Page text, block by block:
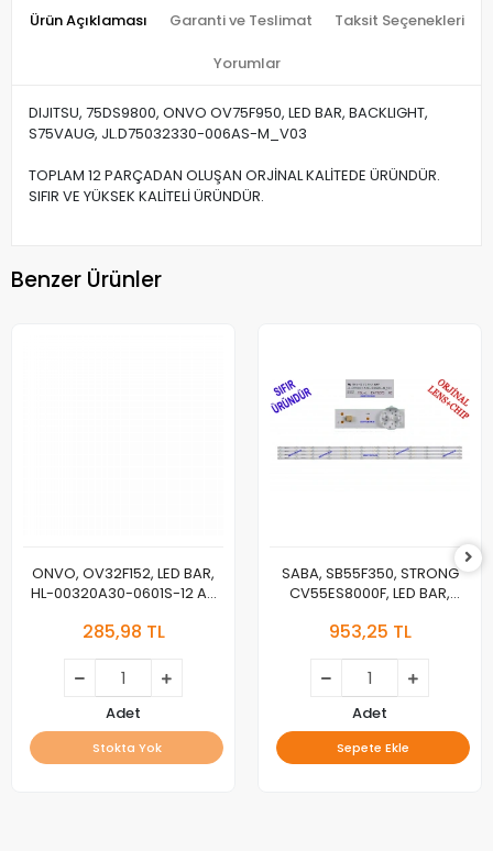
Ürün Açıklaması Garanti ve Teslimat Taksit Seçenekleri
Yorumlar
DIJITSU, 75DS9800, ONVO OV75F950, LED BAR, BACKLIGHT,
S75VAUG, JL.D75032330-006AS-M_V03
TOPLAM 12 PARÇADAN OLUŞAN ORJİNAL KALİTEDE ÜRÜNDÜR.
SIFIR VE YÜKSEK KALİTELİ ÜRÜNDÜR.
Benzer Ürünler
ONVO, OV32F152, LED BAR,
HL-00320A30-0601S-12 A0
285,98 TL
Adet
Stokta Yok
SABA, SB55F350, STRONG
CV55ES8000F, LED BAR,
JL.D550C1330-006BS-
LE-55S1, CX550DLEDM,
CX55D12-ZC62AG-04D
953,25 TL
Adet
Sepete Ekle